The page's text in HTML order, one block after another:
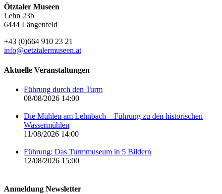
Ötztaler Museen
Lehn 23b
6444 Längenfeld
+43 (0)664 910 23 21
info@oetztalermuseen.at
Aktuelle Veranstaltungen
Führung durch den Turm
08/08/2026 14:00
Die Mühlen am Lehnbach – Führung zu den historischen
Wassermühlen
11/08/2026 14:00
Führung: Das Turmmuseum in 5 Bildern
12/08/2026 15:00
Anmeldung Newsletter